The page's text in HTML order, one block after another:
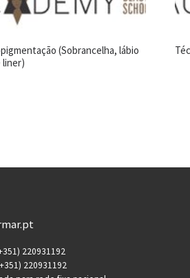
(Sobrancelha, lábio
liner)
220931192
220931192